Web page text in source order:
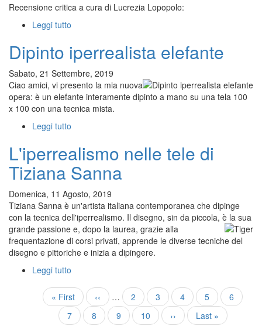
Recensione critica a cura di Lucrezia Lopopolo:
Leggi tutto
mostra
"Sfumature
d'arte"
alla
Fondazione
Mazzoleni
Dipinto iperrealista elefante
Sabato, 21 Settembre, 2019
Ciao amici, vi presento la mia nuova
opera: è un elefante interamente dipinto a mano su una tela 100
x 100 con una tecnica mista.
Leggi tutto
iperrealista
elefante
L'iperrealismo nelle tele di
Tiziana Sanna
Domenica, 11 Agosto, 2019
Tiziana Sanna è un'artista italiana contemporanea che dipinge
con la tecnica dell'iperrealismo. Il disegno, sin da piccola, è la sua
grande passione e, dopo la laurea, grazie alla
frequentazione di corsi privati, apprende le diverse tecniche del
disegno e pittoriche e inizia a dipingere.
Leggi tutto
nelle
tele
di
Tiziana
PaginationFirst
page
« First
Previous
page
‹‹ … Page
2 Page
3 Page
4 Page
5
Pagina
attuale
6
Page
7 Page
8 Page
9 Page
10
Next
page
››
Last
page
Last »